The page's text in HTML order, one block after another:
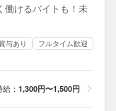
働けるバイトも！未
与あり
フルタイム歓迎
： 1,300円〜1,500円